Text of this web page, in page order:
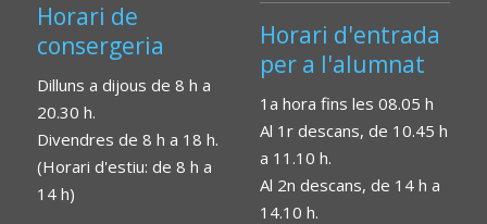
Horari de
consergeria
Dilluns a dijous de 8 h a
20.30 h.
Divendres de 8 h a 18 h.
(Horari d'estiu: de 8 h a
14 h)
Horari d'entrada
per a l'alumnat
1a hora fins les 08.05 h
Al 1r descans, de 10.45 h
a 11.10 h.
Al 2n descans, de 14 h a
14.10 h.